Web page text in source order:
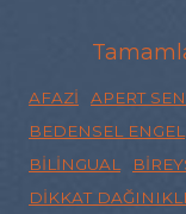
AFAZI APERT
BEDENSEL ENGEL
BILINGUAL
DIKKAT